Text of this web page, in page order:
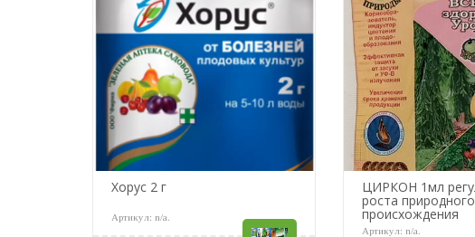
Хорус 2 г
Артикул: n/a
ЦИРКОН 1мл
роста природного
происхождения
Артикул:n/a